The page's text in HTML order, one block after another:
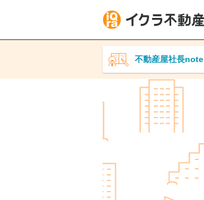
不動産屋社長note